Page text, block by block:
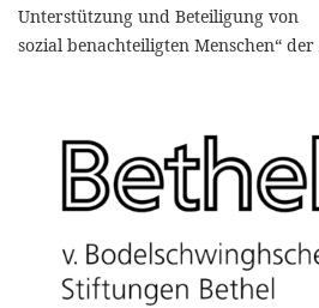
Unterstützung und Beteiligung von
sozial benachteiligten Menschen“ der